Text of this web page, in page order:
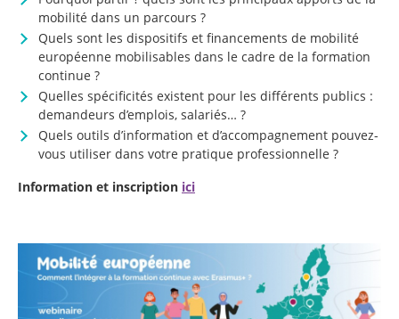
mobilité dans un parcours ?
Quels sont les dispositifs et financements de mobilité
européenne mobilisables dans le cadre de la formation
continue ?
Quelles spécificités existent pour les différents publics :
demandeurs d’emplois, salariés… ?
Quels outils d’information et d’accompagnement pouvez-
vous utiliser dans votre pratique professionnelle ?
Information et inscription ici